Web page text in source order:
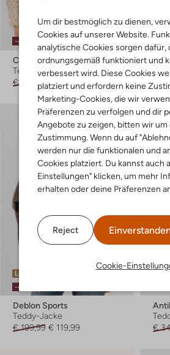
Um dir bestmöglich zu dienen,
Cookies auf unserer Website.
analytische Cookies sorgen dafür,
ordnungsgemäß funktioniert und
verbessert wird. Diese Cookies
platziert und erfordern keine
Marketing-Cookies, die wir
Präferenzen zu verfolgen und dir
Angebote zu zeigen, bitten wir um
Zustimmung. Wenn du auf
werden nur die funktionalen und
Cookies platziert. Du kannst auch
Einstellungen" klicken, um mehr
erhalten oder deine Präferenzen
Reject
Cookie-
-40%
Copenhagen Muse
Teddy-Jacke
€ 199,99 € 119,99
€
Letzter Artikel
-40%
Deblon Sports
Teddy-Jacke
€ 199,99 € 119,99
€